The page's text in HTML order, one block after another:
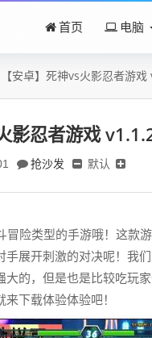
首页 电脑
【安卓】死神vs火影忍者游
影忍者游戏
抢沙发 默认
险类型的手游哦！这款
展开刺激的对决呢！我
的，但是也是比较吃玩
下载体验体验吧！